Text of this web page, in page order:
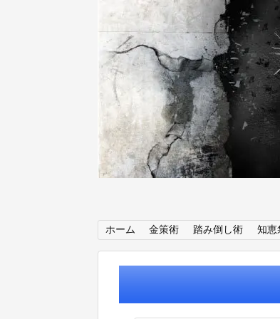
ホーム 金策術 踏み倒し術 知恵